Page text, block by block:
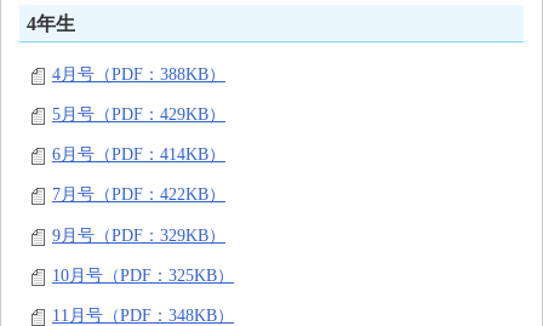
4年生
4月号（PDF：388KB）
5月号（PDF：429KB）
6月号（PDF：414KB）
7月号（PDF：422KB）
9月号（PDF：329KB）
10月号（PDF：325KB）
11月号（PDF：348KB）